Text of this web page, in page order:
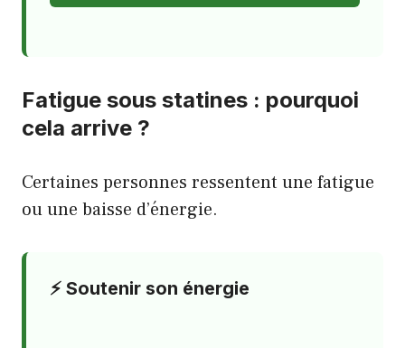
Fatigue sous statines : pourquoi
cela arrive ?
Certaines personnes ressentent une fatigue
ou une baisse d’énergie.
⚡ Soutenir son énergie